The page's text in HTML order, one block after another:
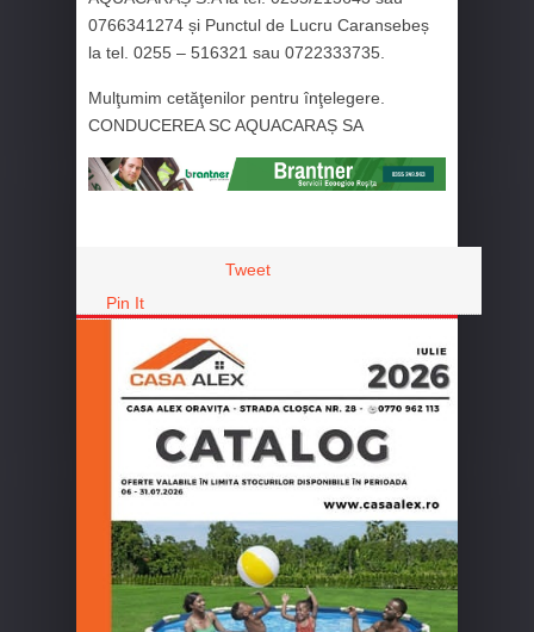
0766341274 și Punctul de Lucru Caransebeș
la tel. 0255 – 516321 sau 0722333735.
Mulţumim cetăţenilor pentru înţelegere.
CONDUCEREA SC AQUACARAȘ SA
Tweet
Pin It